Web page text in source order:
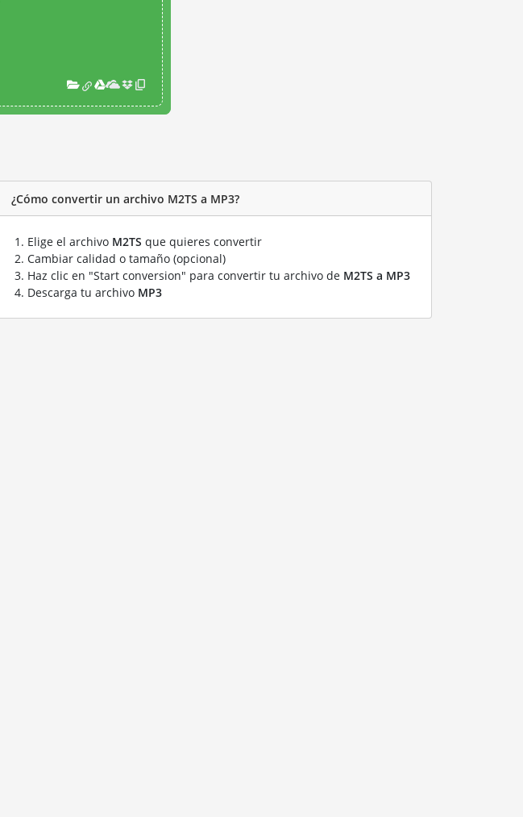
¿Cómo convertir un archivo M2TS a MP3?
Elige el archivo M2TS que quieres convertir
Cambiar calidad o tamaño (opcional)
Haz clic en "Start conversion" para convertir tu archivo de M2TS a MP3
Descarga tu archivo MP3